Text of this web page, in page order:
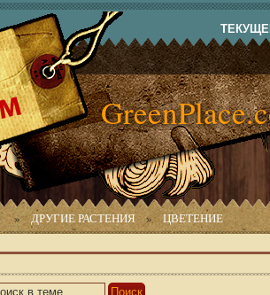
» ДРУГИЕ РАСТЕНИЯ » ЦВЕТЕНИЕ